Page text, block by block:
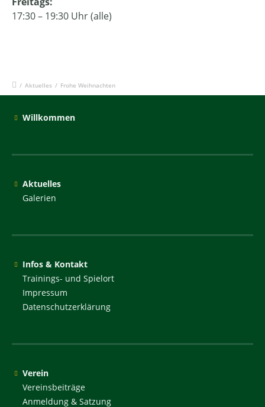
17:30 – 19:30 Uhr (alle)
/ Aktuelles / Frohe Weihnachten
Willkommen
Aktuelles
Galerien
Infos & Kontakt
Trainings- und Spielort
Impressum
Datenschutzerklärung
Verein
Vereinsbeiträge
Anmeldung & Satzung